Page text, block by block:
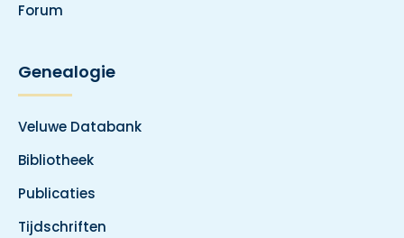
Forum
Genealogie
Veluwe Databank
Bibliotheek
Publicaties
Tijdschriften